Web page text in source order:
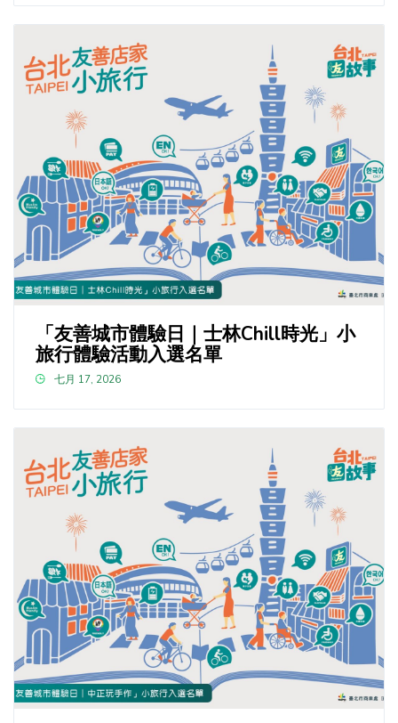
「友善城市體驗日｜士林Chill時光」小
旅行體驗活動入選名單
七月 17, 2026